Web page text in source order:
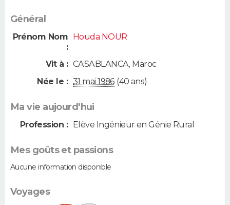
Général
Prénom Nom
:
Houda NOUR
Vit à : CASABLANCA, Maroc
Née le : 31 mai 1986 (40 ans)
Ma vie aujourd'hui
Profession : Elève Ingénieur en Génie Rural
Mes goûts et passions
Aucune information disponible
Voyages